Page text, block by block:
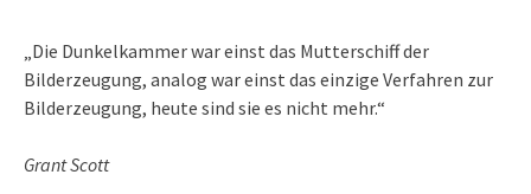
„Die Dunkelkammer war einst das Mutterschiff der
Bilderzeugung, analog war einst das einzige Verfahren zur
Bilderzeugung, heute sind sie es nicht mehr.“
Grant Scott